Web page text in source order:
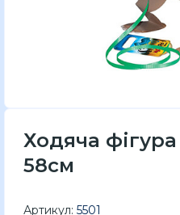
Ходяча
58см
Артикул: 5501